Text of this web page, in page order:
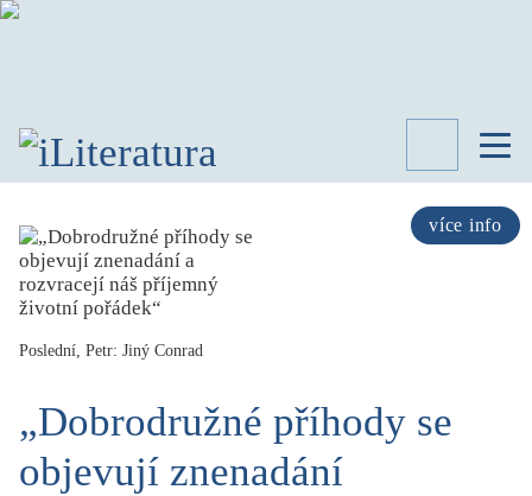
více info
SPISOVATELÉ
KNIHY
LITERATURY
KATEGORIE
STUDIE
Poslední, Petr: Jiný Conrad
„Dobrodružné příhody se
objevují znenadání